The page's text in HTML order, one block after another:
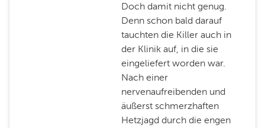
Doch damit nicht genug.
Denn schon bald darauf
tauchten die Killer auch in
der Klinik auf, in die sie
eingeliefert worden war.
Nach einer
nervenaufreibenden und
äußerst schmerzhaften
Hetzjagd durch die engen